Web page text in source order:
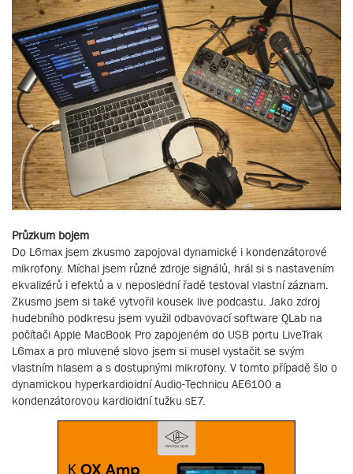
Průzkum bojem
Do L6max jsem zkusmo zapojoval dynamické i kondenzátorové
mikrofony. Míchal jsem různé zdroje signálů, hrál si s nastavením
ekvalizérů i efektů a v neposlední řadě testoval vlastní záznam.
Zkusmo jsem si také vytvořil kousek live podcastu. Jako zdroj
hudebního podkresu jsem využil odbavovací software QLab na
počítači Apple MacBook Pro zapojeném do USB portu LiveTrak
L6max a pro mluvené slovo jsem si musel vystačit se svým
vlastním hlasem a s dostupnými mikrofony. V tomto případě šlo o
dynamickou hyperkardioidní Audio-Technicu AE6100 a
kondenzátorovou kardioidní tužku sE7.